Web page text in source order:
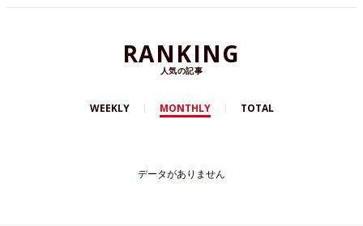
RANKING
人気の記事
WEEKLY MONTHLY TOTAL
データがありません